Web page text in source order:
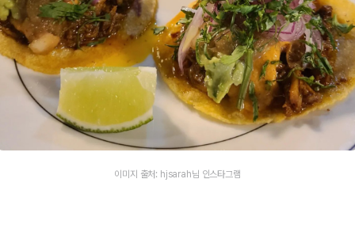
이미지 출처: hjsarah님 인스타그램